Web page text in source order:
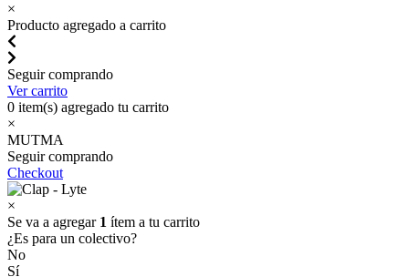
×
Producto agregado a carrito
Seguir comprando
Ver carrito
0 item(s) agregado tu carrito
×
MUTMA
Seguir comprando
Checkout
×
Se va a agregar 1 ítem a tu carrito
¿Es para un colectivo?
No
Sí